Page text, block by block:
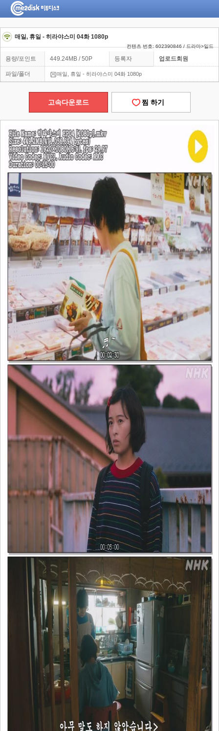
매일, 휴일 - 히라야스미 04화 1080p
컨텐츠 번호: 602390846 / 드라마>일드
용량/포인트 449.24MB / 50P 등록자 업로드회원
파일/폴더 매일, 휴일 - 히라야스미 04화 1080p
고속다운로드 찜 하기